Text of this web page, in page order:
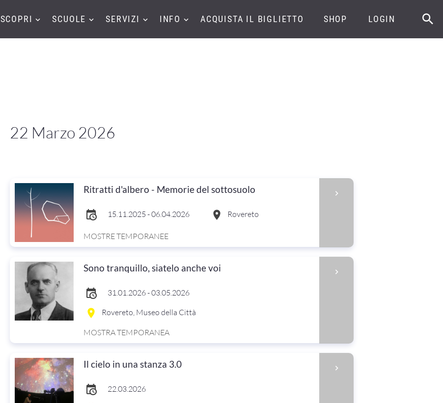
SCOPRI SCUOLE SERVIZI INFO ACQUISTA IL BIGLIETTO SHOP LOGIN
22 Marzo 2026
Ritratti d'albero - Memorie del sottosuolo
15.11.2025 - 06.04.2026 Rovereto
MOSTRE TEMPORANEE
Sono tranquillo, siatelo anche voi
31.01.2026 - 03.05.2026
Rovereto, Museo della Città
MOSTRA TEMPORANEA
Il cielo in una stanza 3.0
22.03.2026